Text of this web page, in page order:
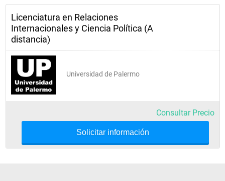
Licenciatura en Relaciones
Internacionales y Ciencia Política (A
distancia)
Universidad de Palermo
Consultar Precio
Solicitar información